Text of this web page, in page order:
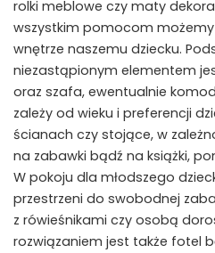
rolki meblowe czy maty
wszystkim pomocom
wnętrze naszemu dziecku.
niezastąpionym elementem
oraz szafa, ewentualnie
zależy od wieku i preferencji
ścianach czy stojące, w
na zabawki bądź na książki,
W pokoju dla młodszego
przestrzeni do swobodnej
z rówieśnikami czy osobą
rozwiązaniem jest także fotel